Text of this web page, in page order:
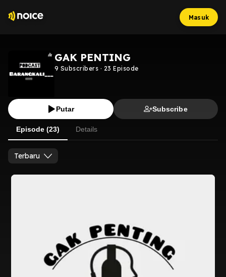
Masuk
GAK PENTING
9 Subscribers · 23 Episode
Putar Subscribe
Episode (23) Details
Terbaru